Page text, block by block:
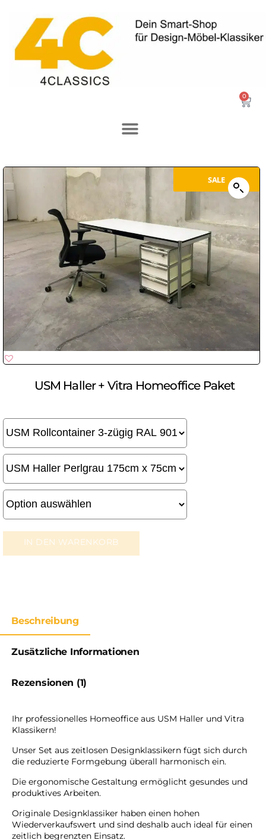
0
SALE
USM Haller + Vitra Homeoffice Paket
IN DEN WARENKORB
Beschreibung
Zusätzliche Informationen
Rezensionen (1)
Ihr professionelles Homeoffice aus USM Haller und Vitra
Klassikern!
Unser Set aus zeitlosen Designklassikern fügt sich durch
die reduzierte Formgebung überall harmonisch ein.
Die ergonomische Gestaltung ermöglicht gesundes und
produktives Arbeiten.
Originale Designklassiker haben einen hohen
Wiederverkaufswert und sind deshalb auch ideal für einen
zeitlich begrenzten Einsatz.